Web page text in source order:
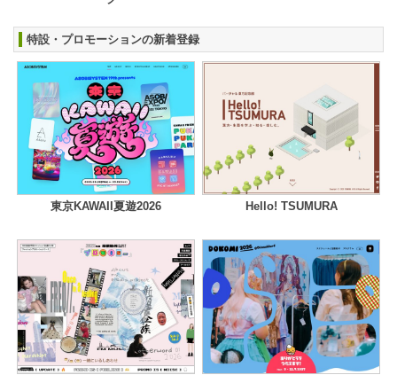
特設・プロモーションの新着登録
東京KAWAII夏遊2026 Hello! TSUMURA